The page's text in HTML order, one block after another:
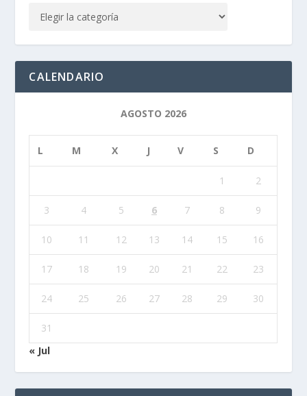
CALENDARIO
AGOSTO 2026
L M X J V S D
1 2
3 4 5 6 7 8 9
10 11 12 13 14 15 16
17 18 19 20 21 22 23
24 25 26 27 28 29 30
31
« Jul